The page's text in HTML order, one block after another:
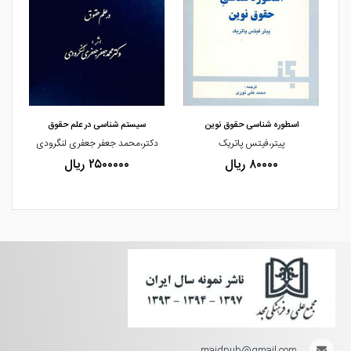
مشاهده و خرید
اسطوره شناسی حقوق نوین
پیتر،فیتس پاتریک
۸۰۰۰۰ ریال
سیستم شناسی در علم حقوق
دکتر،محمد جعفر جعفری لنگرودی
۲۵۰۰۰۰۰ ریال